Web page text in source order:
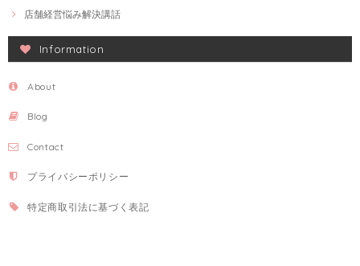
店舗経営悩み解決講話
Information
About
Blog
Contact
プライバシーポリシー
特定商取引法に基づく表記